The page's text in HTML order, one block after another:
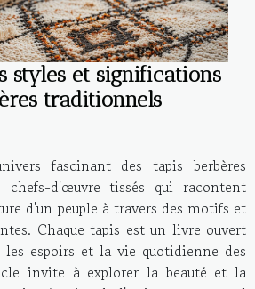
styles et significations
traditionnels
fascinant des tapis berbères
chefs-d'œuvre tissés qui racontent
d'un peuple à travers des motifs et
Chaque tapis est un livre ouvert
les espoirs et la vie quotidienne des
invite à explorer la beauté et la